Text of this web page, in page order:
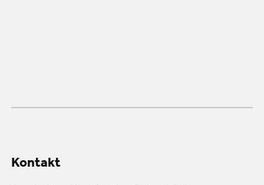
Kontakt